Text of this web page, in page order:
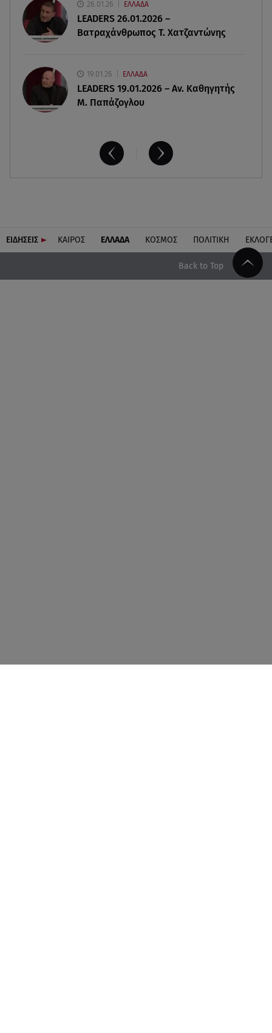
08.08.26 , 14:00
Summer fling: Γιατί να πεις ναι σε έναν
καλοκαιρινό έρωτα
26.01.26 ΕΛΛΑΔΑ
LEADERS 26.01.2026 –
Βατραχάνθρωπος Τ. Χατζαντώνης
19.01.26 ΕΛΛΑΔΑ
LEADERS 19.01.2026 – Αν. Καθηγητής
Μ. Παπάζογλου
ΕΙΔΗΣΕΙΣ ΚΑΙΡΟΣ ΕΛΛΑΔΑ ΚΟΣΜΟΣ ΠΟΛΙΤΙΚΗ
Back to Top